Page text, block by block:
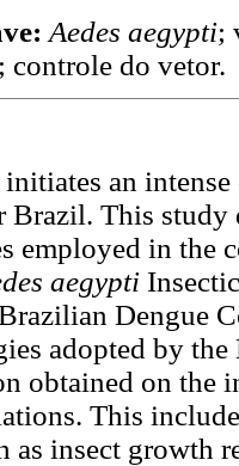
Aedes aegypti;
controle do vetor.
an
Brazil. This study
employed in the
aegypti
Dengue
adopted by
obtained on the
This
as insect growth